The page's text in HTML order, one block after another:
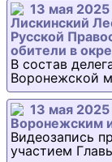
13 мая
Лискинский
Русской
обители в
В состав
Воронежской
13 мая
Воронежским
Видеозапись
участием